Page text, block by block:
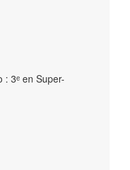
: 3ᵉ en Super-